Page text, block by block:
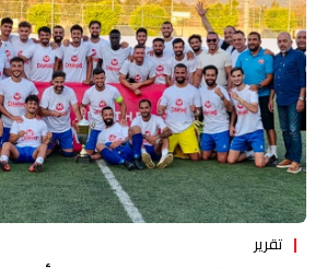
تقرير